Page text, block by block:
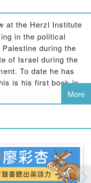
Israeli government
Committee and
advisor onArab affairs to
topic, and will be
with an interest in
more broadly"--
at the Herzl Institute
in the political
during the
of Israel during the
To date he has
is his first book in
More